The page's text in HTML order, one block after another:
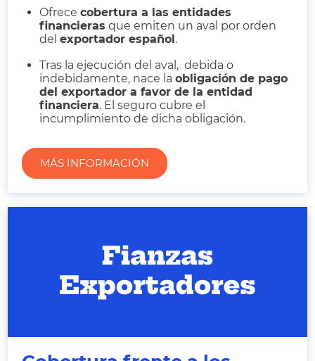
Ofrece cobertura a las entidades
financieras que emiten un aval por orden
del exportador español.
Tras la ejecución del aval, debida o
indebidamente, nace la obligación de pago
del exportador a favor de la entidad
financiera. El seguro cubre el
incumplimiento de dicha obligación.
MÁS INFORMACIÓN